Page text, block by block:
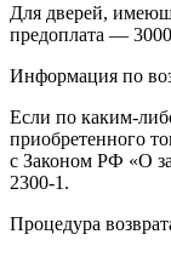
Для дверей,
предоплата —
Информация по
Если по каким-
приобретенного
с Законом РФ «О
2300-1.
Процедура